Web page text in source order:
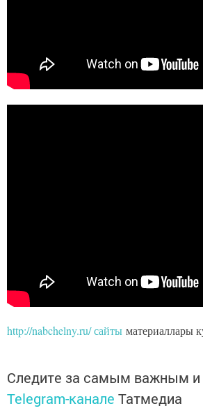
http://nabchelny.ru/ сайты материаллары
Следите за самым важным
Telegram-канале Татмедиа